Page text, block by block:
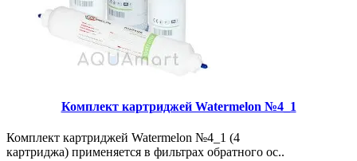
Комплект картриджей Watermelon №4_1
Комплект картриджей Watermelon №4_1 (4
картриджа) применяется в фильтрах обратного ос..